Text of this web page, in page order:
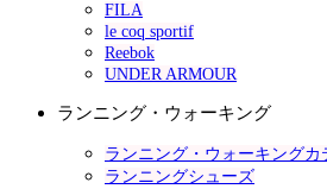
FILA
le coq sportif
Reebok
UNDER ARMOUR
ランニング・ウォーキング
ランニング・ウォーキングカ
ランニングシューズ